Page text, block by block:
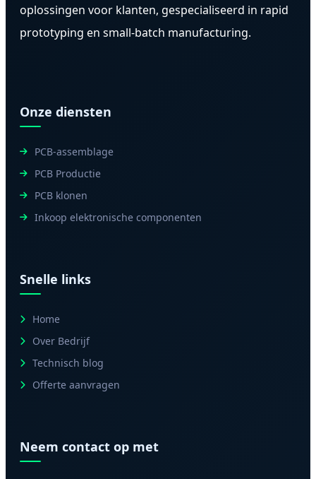
oplossingen voor klanten, gespecialiseerd in rapid
prototyping en small-batch manufacturing.
Onze diensten
PCB-assemblage
PCB Productie
PCB klonen
Inkoop elektronische componenten
Snelle links
Home
Over Bedrijf
Technisch blog
Offerte aanvragen
Neem contact op met